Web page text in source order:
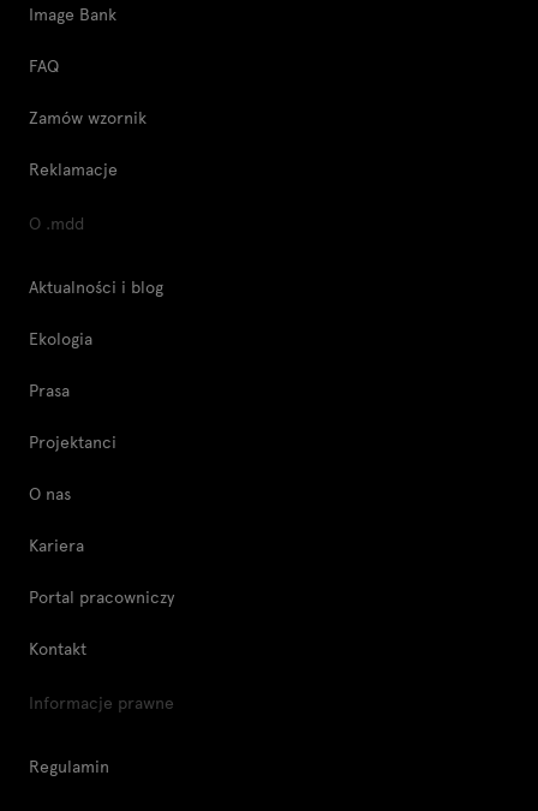
Image Bank
FAQ
Zamów wzornik
Reklamacje
O .mdd
Aktualności i blog
Ekologia
Prasa
Projektanci
O nas
Kariera
Portal pracowniczy
Kontakt
Informacje prawne
Regulamin